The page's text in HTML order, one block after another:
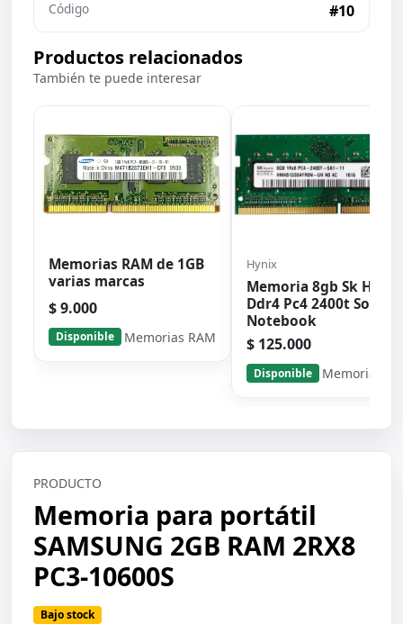
Código #10
Productos relacionados
También te puede interesar
Memorias RAM de 1GB
varias marcas
$ 9.000
Disponible Memorias RAM
Hynix
Memoria 8gb Sk Hynix
Ddr4 Pc4 2400t
Notebook
$ 125.000
Disponible Memorias
PRODUCTO
Memoria para portátil
SAMSUNG 2GB RAM 2RX8
PC3-10600S
Bajo stock